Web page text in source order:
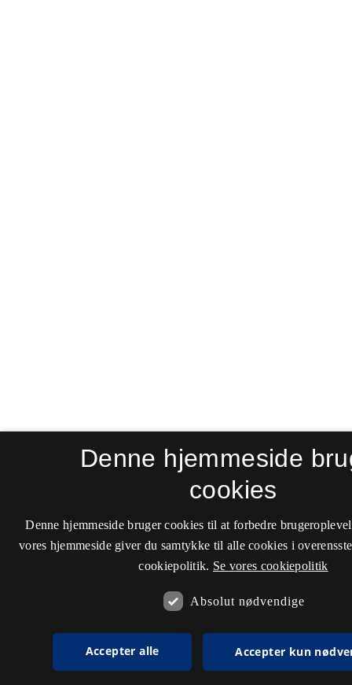
Denne hjemmeside
cookies
Denne hjemmeside bruger cookies til at forbedre
vores hjemmeside giver du samtykke til alle cookies i
cookiepolitik. Se vores cookiepolitik
Absolut nødvendige
Accepter alle Accepter kun